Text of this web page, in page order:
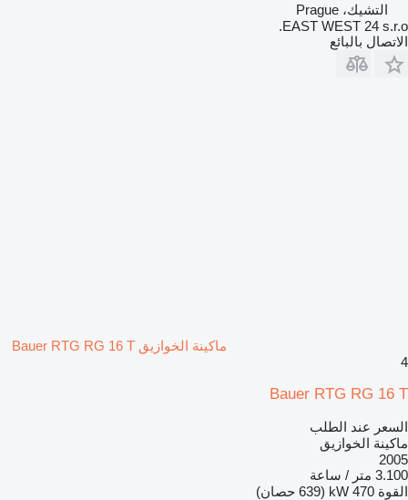
التشيك، Prague
EAST WEST 24 s.r.o.
الاتصال بالبائع
ماكينة الخوازيق Bauer RTG RG 16 T
4
Bauer RTG RG 16 T
السعر عند الطلب
ماكينة الخوازيق
2005
3.100 متر / ساعة
القوة 470 kW (639 حصان)